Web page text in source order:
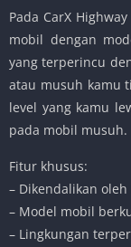
Pada CarX
mobil dengan
yang terperincu
atau musuh kamu
level yang kamu
pada mobil musuh.
Fitur khusus:
– Dikendalikan oleh
– Model mobil
– Lingkungan